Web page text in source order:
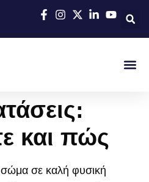
και πώς
σώμα σε καλή φυσική